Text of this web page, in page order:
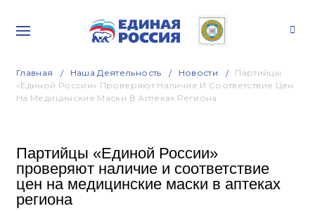
Главная Наша Деятельность Новости
Партийцы
«Единой России» Проверяют Наличие И Соответствие Цен
На Медицинские Маски В Аптеках Региона
Партийцы «Единой России»
проверяют наличие и соответствие
цен на медицинские маски в аптеках
региона